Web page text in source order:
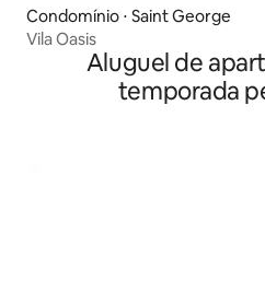
Condomínio ⋅ Saint George
Vila Oasis
Aluguel de
temporada